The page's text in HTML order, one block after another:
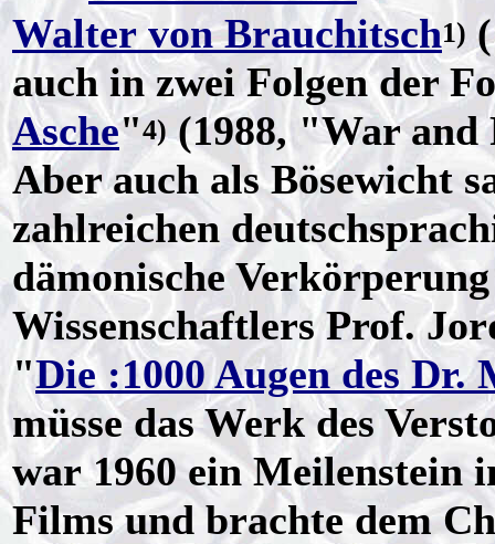
Walter von Brauchitsch1)
auch in zwei Folgen der
Asche"4)(1988, "War and
Aber auch als Bösewicht
zahlreichen
dämonische
Wissenschaftlers Prof.
"Die :1000 Augen des Dr.
müsse das Werk des
war 1960 ein Meilenstein
Films und brachte dem